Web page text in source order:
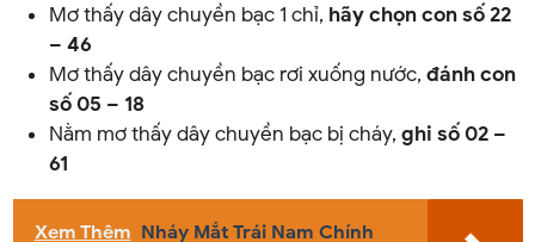
Mơ thấy dây chuyền bạc 1 chỉ, hãy chọn con số 22
– 46
Mơ thấy dây chuyền bạc rơi xuống nước, đánh con
số 05 – 18
Nằm mơ thấy dây chuyền bạc bị cháy, ghi số 02 –
61
Xem Thêm Nháy Mắt Trái Nam Chính